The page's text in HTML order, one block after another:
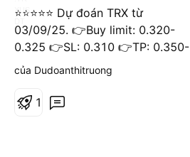
⭐️⭐️⭐️⭐️⭐️ Dự đoán TRX từ
03/09/25. 👉Buy limit: 0.320-
0.325 👉SL: 0.310 👉TP: 0.350-
0.360 ⭐️ Khuyến cáo: Dự đoán
khảo.
của Dudoanthitruong
1